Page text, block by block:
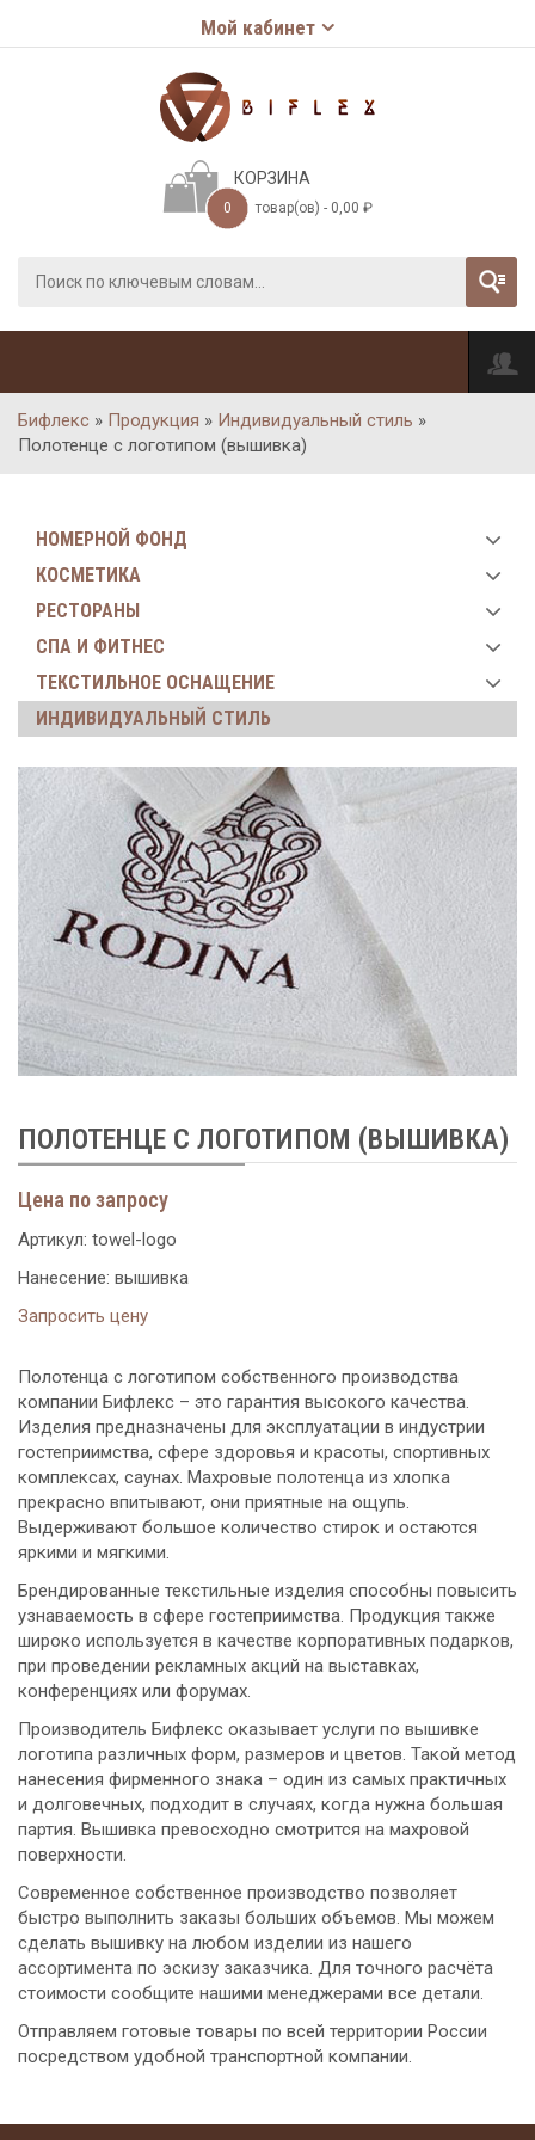
Мой кабинет
КОРЗИНА
0 товар(ов) - 0,00 ₽
Бифлекс » Продукция » Индивидуальный стиль »
Полотенце с логотипом (вышивка)
НОМЕРНОЙ ФОНД
КОСМЕТИКА
РЕСТОРАНЫ
СПА И ФИТНЕС
ТЕКСТИЛЬНОЕ ОСНАЩЕНИЕ
ИНДИВИДУАЛЬНЫЙ СТИЛЬ
ПОЛОТЕНЦЕ С ЛОГОТИПОМ (ВЫШИВКА)
Цена по запросу
Артикул: towel-logo
Нанесение: вышивка
Запросить цену
Полотенца с логотипом собственного производства
компании Бифлекс – это гарантия высокого качества.
Изделия предназначены для эксплуатации в индустрии
гостеприимства, сфере здоровья и красоты, спортивных
комплексах, саунах. Махровые полотенца из хлопка
прекрасно впитывают, они приятные на ощупь.
Выдерживают большое количество стирок и остаются
яркими и мягкими.
Брендированные текстильные изделия способны повысить
узнаваемость в сфере гостеприимства. Продукция также
широко используется в качестве корпоративных подарков,
при проведении рекламных акций на выставках,
конференциях или форумах.
Производитель Бифлекс оказывает услуги по вышивке
логотипа различных форм, размеров и цветов. Такой метод
нанесения фирменного знака – один из самых практичных
и долговечных, подходит в случаях, когда нужна большая
партия. Вышивка превосходно смотрится на махровой
поверхности.
Современное собственное производство позволяет
быстро выполнить заказы больших объемов. Мы можем
сделать вышивку на любом изделии из нашего
ассортимента по эскизу заказчика. Для точного расчёта
стоимости сообщите нашими менеджерами все детали.
Отправляем готовые товары по всей территории России
посредством удобной транспортной компании.